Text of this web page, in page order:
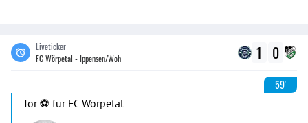
Liveticker
FC Wörpetal - Ippensen/Woh
1 0
59'
Tor ⚽️ für FC Wörpetal